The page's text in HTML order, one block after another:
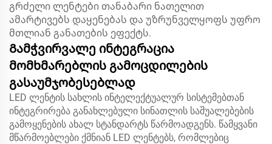
გრძელი ლენტები თანაბარი ნათელით
ამარტივებს დაყენებას და უზრუნველყოფს უფრო
მთლიან განათების ეფექტს.
Გამჭვირვალე ინტეგრაცია
მომხმარებლის გამოცდილების
გასაუმჯობესებლად
LED ლენტის სახლის ინტელექტუალურ სისტემებთან
ინტეგრირება განახლებული სინათლის საშუალებების
გამოყენების ახალ სტანდარტს წარმოადგენს. წამყვანი
მწარმოებლები ქმნიან LED ლენტებს, რომლებიც